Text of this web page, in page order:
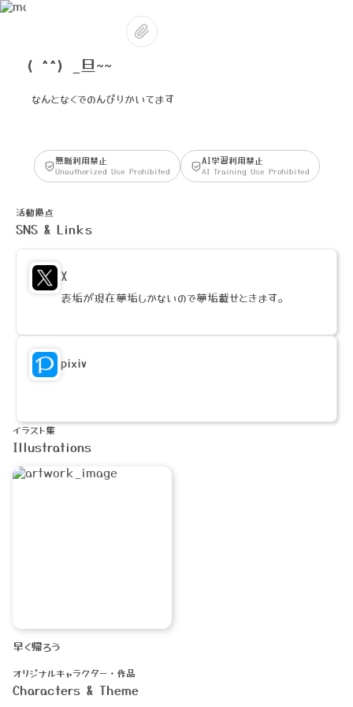
( ^^) _旦~~
なんとなくでのんびりかいてます
無断利用禁止
Unauthorized Use Prohibited
AI学習利用禁止
AI Training Use Prohibited
活動拠点
SNS & Links
X
表垢が現在夢垢しかないので夢垢載せときます。
pixiv
イラスト集
Illustrations
早く帰ろう
オリジナルキャラクター・作品
Characters & Theme